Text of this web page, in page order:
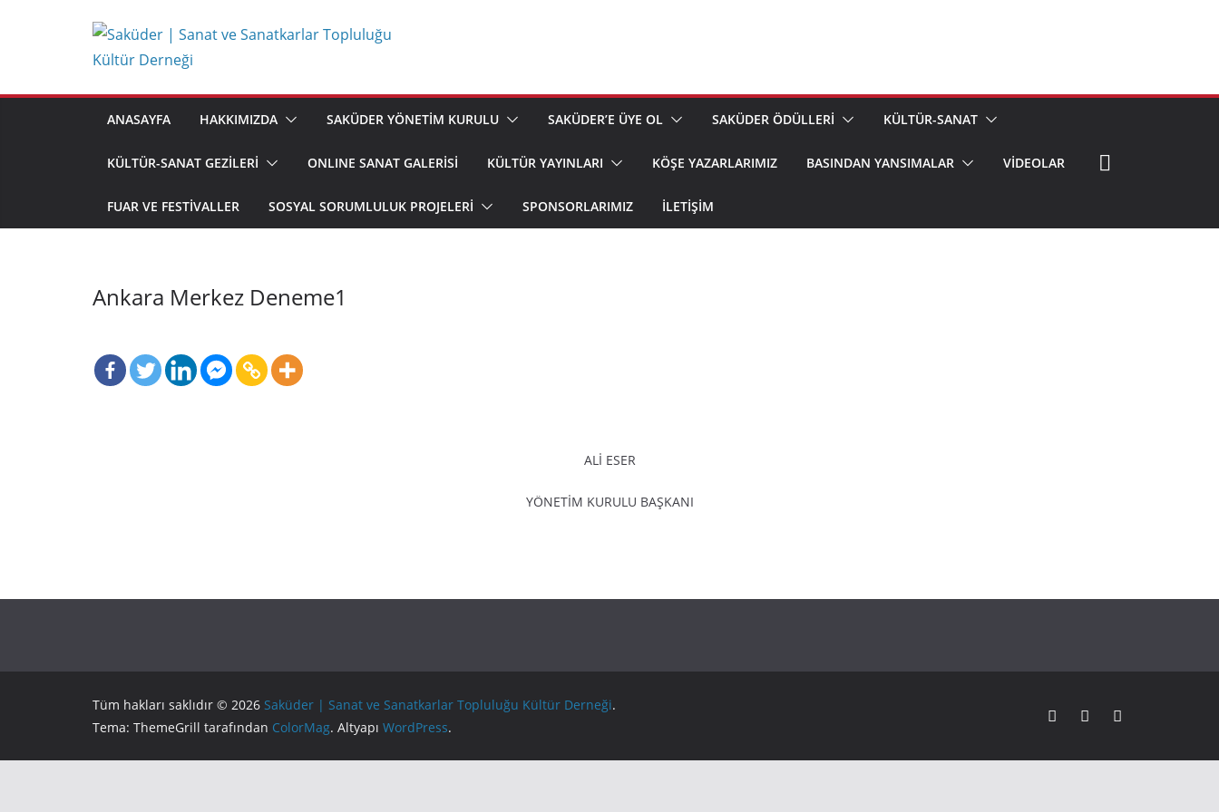
ANASAYFA HAKKIMIZDA SAKÜDER YÖNETİM KURULU SAKÜDER’E ÜYE OL SAKÜDER ÖDÜLLERİ KÜLTÜR-SANAT
KÜLTÜR-SANAT GEZİLERİ ONLINE SANAT GALERİSİ KÜLTÜR YAYINLARI KÖŞE YAZARLARIMIZ BASINDAN YANSIMALAR VIDEOLAR
FUAR VE FESTIVALLER SOSYAL SORUMLULUK PROJELERİ SPONSORLARIMIZ İLETIŞIM
Ankara Merkez Deneme1
ALİ ESER
YÖNETİM KURULU BAŞKANI
Tüm hakları saklıdır © 2026 Saküder | Sanat ve Sanatkarlar Topluluğu Kültür Derneği.
Tema: ThemeGrill tarafından ColorMag. Altyapı WordPress.